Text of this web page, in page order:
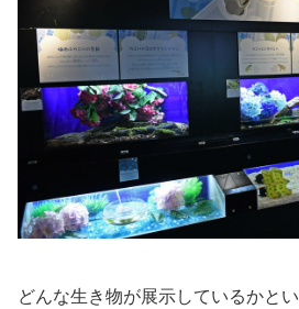
どんな生き物が展示しているかと